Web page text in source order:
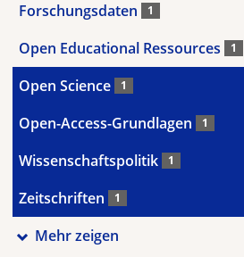
Forschungsdaten 1
Open Educational Ressources 1
Open Science 1
Open-Access-Grundlagen 1
Wissenschaftspolitik 1
Zeitschriften 1
Mehr zeigen